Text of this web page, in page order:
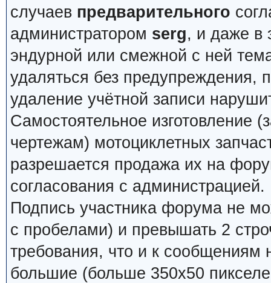
случаев предварительного
администратором serg, и даже в
эндурной или смежной с ней
удаляться без предупреждения,
удаление учётной записи
Самостоятельное изготовление
чертежам) мотоциклетных
разрешается продажа их на
согласования с администрацией.
Подпись участника форума не
с пробелами) и превышать 2
требования, что и к
большие (больше 350x50